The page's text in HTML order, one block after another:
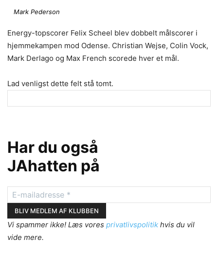
Mark Pederson
Energy-topscorer Felix Scheel blev dobbelt målscorer i
hjemmekampen mod Odense. Christian Wejse, Colin Vock,
Mark Derlago og Max French scorede hver et mål.
Lad venligst dette felt stå tomt.
Har du også
JAhatten på
Vi spammer ikke! Læs vores privatlivspolitik hvis du vil
vide mere.